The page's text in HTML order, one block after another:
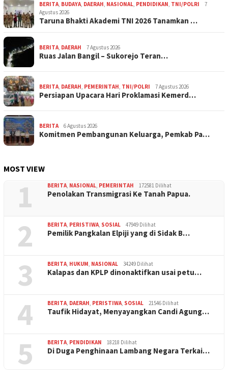
BERITA, BUDAYA, DAERAH, NASIONAL, PENDIDIKAN, TNI/POLRI
7
Agustus 2026
Taruna Bhakti Akademi TNI 2026 Tanamkan …
BERITA, DAERAH 7 Agustus 2026
Ruas Jalan Bangil – Sukorejo Teran…
BERITA, DAERAH, PEMERINTAH, TNI/POLRI 7 Agustus 2026
Persiapan Upacara Hari Proklamasi Kemerd…
BERITA 6 Agustus 2026
Komitmen Pembangunan Keluarga, Pemkab Pa…
MOST VIEW
1 BERITA, NASIONAL, PEMERINTAH 172581 Dilihat
Penolakan Transmigrasi Ke Tanah Papua.
2 BERITA, PERISTIWA, SOSIAL 47949 Dilihat
Pemilik Pangkalan Elpiji yang di Sidak B…
3 BERITA, HUKUM, NASIONAL 34249 Dilihat
Kalapas dan KPLP dinonaktifkan usai petu…
4 BERITA, DAERAH, PERISTIWA, SOSIAL 21546 Dilihat
Taufik Hidayat, Menyayangkan Candi Agung…
5 BERITA, PENDIDIKAN 18218 Dilihat
Di Duga Penghinaan Lambang Negara Terkai…